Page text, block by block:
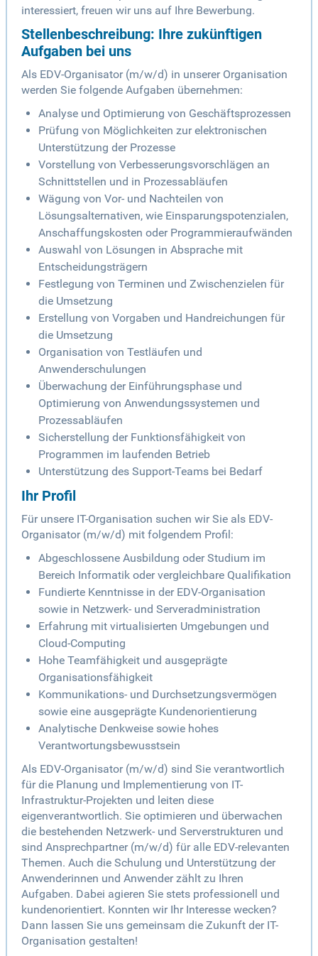
interessiert, freuen wir uns auf Ihre Bewerbung.
Stellenbeschreibung: Ihre zukünftigen
Aufgaben bei uns
Als EDV-Organisator (m/w/d) in unserer Organisation
werden Sie folgende Aufgaben übernehmen:
Analyse und Optimierung von Geschäftsprozessen
Prüfung von Möglichkeiten zur elektronischen
Unterstützung der Prozesse
Vorstellung von Verbesserungsvorschlägen an
Schnittstellen und in Prozessabläufen
Wägung von Vor- und Nachteilen von
Lösungsalternativen, wie Einsparungspotenzialen,
Anschaffungskosten oder Programmieraufwänden
Auswahl von Lösungen in Absprache mit
Entscheidungsträgern
Festlegung von Terminen und Zwischenzielen für
die Umsetzung
Erstellung von Vorgaben und Handreichungen für
die Umsetzung
Organisation von Testläufen und
Anwenderschulungen
Überwachung der Einführungsphase und
Optimierung von Anwendungssystemen und
Prozessabläufen
Sicherstellung der Funktionsfähigkeit von
Programmen im laufenden Betrieb
Unterstützung des Support-Teams bei Bedarf
Ihr Profil
Für unsere IT-Organisation suchen wir Sie als EDV-
Organisator (m/w/d) mit folgendem Profil:
Abgeschlossene Ausbildung oder Studium im
Bereich Informatik oder vergleichbare Qualifikation
Fundierte Kenntnisse in der EDV-Organisation
sowie in Netzwerk- und Serveradministration
Erfahrung mit virtualisierten Umgebungen und
Cloud-Computing
Hohe Teamfähigkeit und ausgeprägte
Organisationsfähigkeit
Kommunikations- und Durchsetzungsvermögen
sowie eine ausgeprägte Kundenorientierung
Analytische Denkweise sowie hohes
Verantwortungsbewusstsein
Als EDV-Organisator (m/w/d) sind Sie verantwortlich
für die Planung und Implementierung von IT-
Infrastruktur-Projekten und leiten diese
eigenverantwortlich. Sie optimieren und überwachen
die bestehenden Netzwerk- und Serverstrukturen und
sind Ansprechpartner (m/w/d) für alle EDV-relevanten
Themen. Auch die Schulung und Unterstützung der
Anwenderinnen und Anwender zählt zu Ihren
Aufgaben. Dabei agieren Sie stets professionell und
kundenorientiert. Konnten wir Ihr Interesse wecken?
Dann lassen Sie uns gemeinsam die Zukunft der IT-
Organisation gestalten!